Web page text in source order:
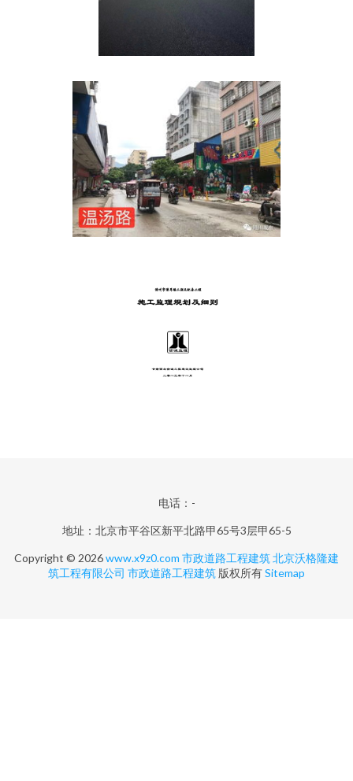
电话：-
地址：北京市平谷区新平北路甲65号3层甲65-5
Copyright © 2026www.x9z0.com 市政道路工程建筑北京沃格隆建
筑工程有限公司 市政道路工程建筑 版权所有Sitemap